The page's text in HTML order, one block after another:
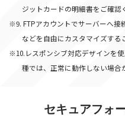
ジットカードの明細書をご確認
※9. FTPアカウントでサーバーへ接
などを自由にカスタマイズする
※10.レスポンシブ対応デザインを
種では、正常に動作しない場合
セキュアフォ